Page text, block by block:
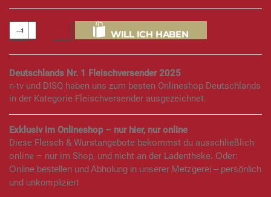
WILL ICH HABEN
Deutschlands Nr. 1 Fleischversender 2025
n-tv und DISQ haben uns zum besten Onlineshop Deutschlands
in der Kategorie Fleischversender ausgezeichnet.
Exklusiv im Onlineshop – nur hier, nur online
Diese Fleisch & Wurstangebote bekommst du ausschließlich
online – nur im Shop, und nicht an der Ladentheke. Oder:
Online bestellen und Abholung in unserer Metzgerei – persönlich
und unkompliziert